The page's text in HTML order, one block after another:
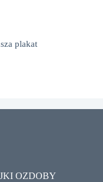
plakat
OZDOBY